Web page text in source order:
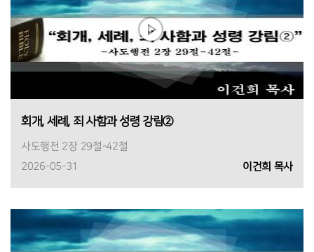
회개, 세례, 죄 사함과 성령 강림②
사도행전 2장 29절-42절
2026-05-31
이건희 목사